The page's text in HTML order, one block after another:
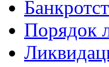
Порядок